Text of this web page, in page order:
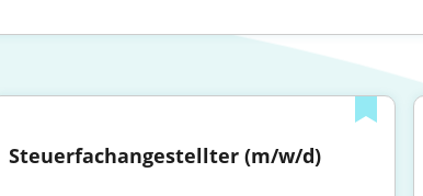
Steuerfachangestellter (m/w/d)